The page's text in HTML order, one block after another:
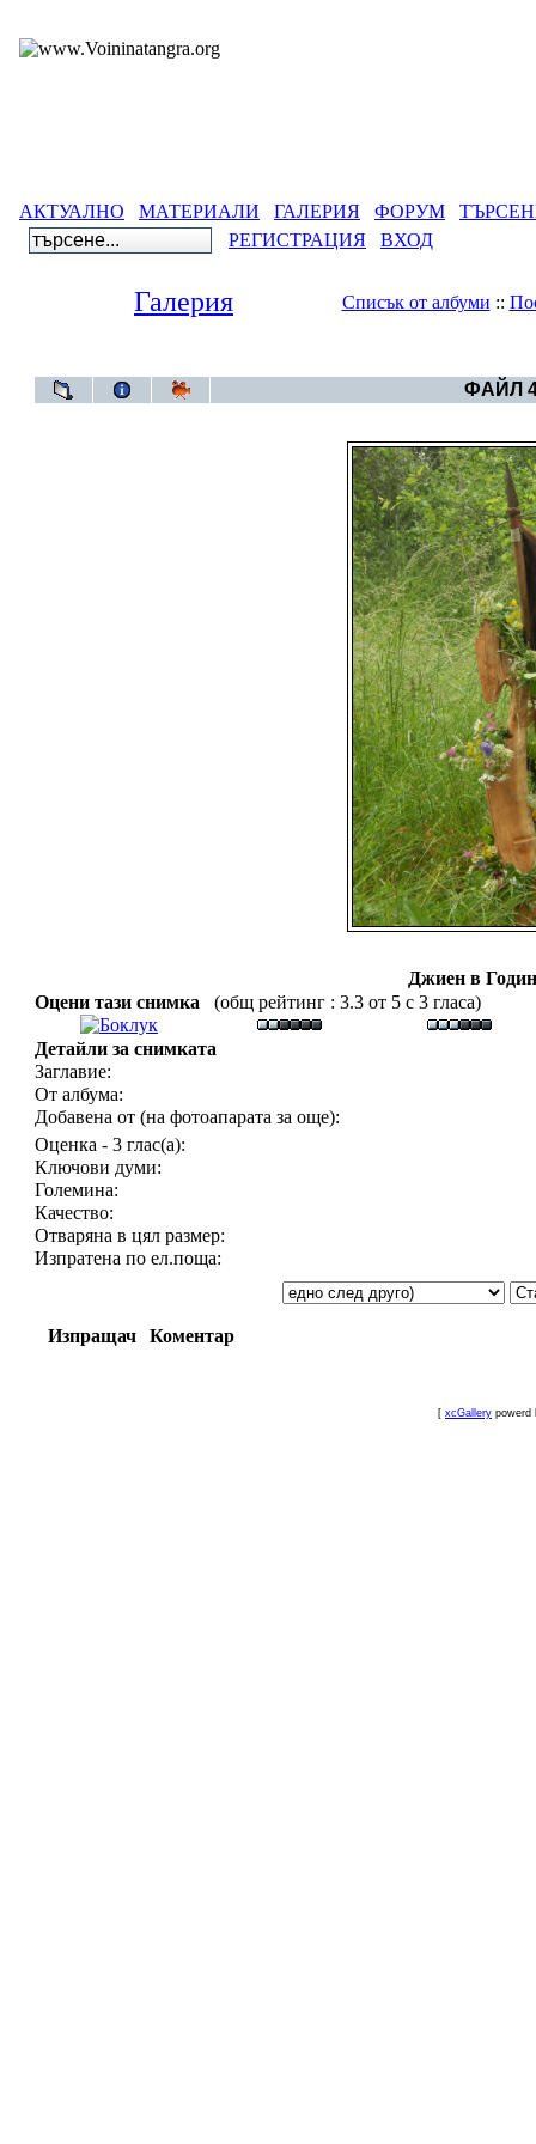
АКТУАЛНО МАТЕРИАЛИ ГАЛЕРИЯ ФОРУМ
РЕГИСТРАЦИЯ
ВХОД
Галерия Списък от албуми ::
ФАЙЛ 4
Джиен в
Оцени тази снимка
(общ рейтинг : 3.3 от 5 с 3 гласа)
Детайли за снимката
Заглавие:
От албума:
Добавена от (на фотоапарата за още):
Оценка - 3 глас(а):
Ключови думи:
Големина:
Качество:
Отваряна в цял размер:
Изпратена по ел.поща:
Изпращач Коментар
[ xcGallery